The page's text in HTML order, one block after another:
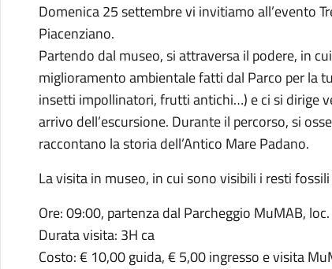
Domenica 25 settembre vi invitiamo all’evento
Piacenziano.
Partendo dal museo, si attraversa il podere, in
miglioramento ambientale fatti dal Parco per la
insetti impollinatori, frutti antichi…) e ci si dirige
arrivo dell’escursione. Durante il percorso, si
raccontano la storia dell’Antico Mare Padano.
La visita in museo, in cui sono visibili i resti
Ore: 09:00, partenza dal Parcheggio MuMAB,
Durata visita: 3H ca
Costo: € 10,00 guida, € 5,00 ingresso e visita